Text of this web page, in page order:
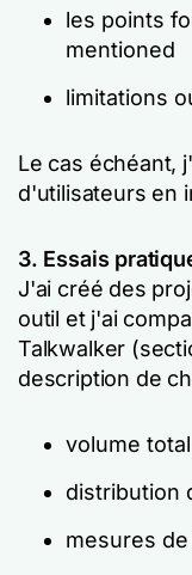
les points
mentioned
limitations
Le cas échéant,
d'utilisateurs en
3. Essais
J'ai créé des
outil et j'ai
Talkwalker
description de
volume
distribution
mesures